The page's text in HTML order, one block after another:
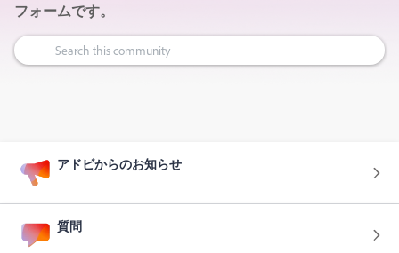
フォームです。
アドビからのお知らせ
質問